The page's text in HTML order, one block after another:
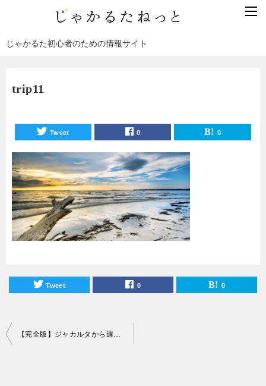
じゃかるた初心者のための情報サイト
trip11
Tweet 0 0
Tweet 0 0
投
【完全版】ジャカルタから週末旅行におすすめリゾート島ランキング！